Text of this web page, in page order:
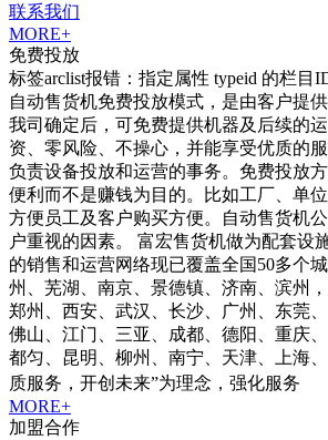
联系我们
MORE+
免费投放
标签arclist报错：指定属性 typeid 的栏目
自动售货机免费投放模式，是由客户提
我司确定后，可免费提供机器及后续的
资、零风险、不操心，并能享受优质的
负责设备投放和运营的事务。免费投放
便利而不是赚钱为目的。比如工厂、单
方便员工及客户购买方便。自动售货机
户重视的因素。 富宏售货机做为配套设
的销售和运营网络现已覆盖全国50多个
州、芜湖、南京、景德镇、济南、滨州
郑州、西安、武汉、长沙、广州、东莞
佛山、江门、三亚、成都、德阳、重庆
都匀、昆明、柳州、南宁、天津、上海
质服务，开创未来”为理念，强化服务
MORE+
加盟合作